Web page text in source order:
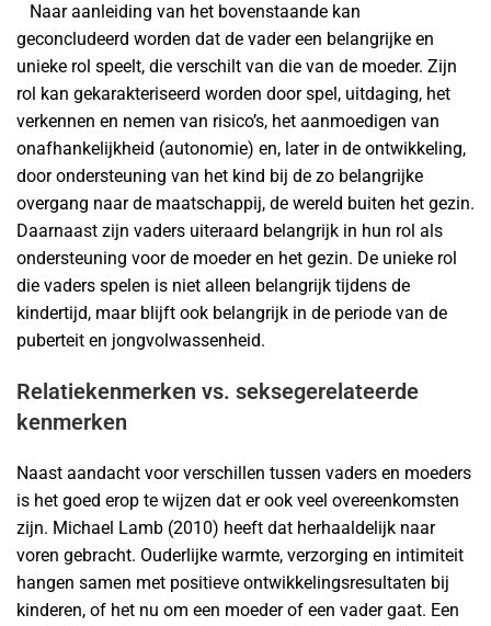
Naar aanleiding van het bovenstaande kan
geconcludeerd worden dat de vader een belangrijke en
unieke rol speelt, die verschilt van die van de moeder. Zijn
rol kan gekarakteriseerd worden door spel, uitdaging, het
verkennen en nemen van risico’s, het aanmoedigen van
onafhankelijkheid (autonomie) en, later in de ontwikkeling,
door ondersteuning van het kind bij de zo belangrijke
overgang naar de maatschappij, de wereld buiten het gezin.
Daarnaast zijn vaders uiteraard belangrijk in hun rol als
ondersteuning voor de moeder en het gezin. De unieke rol
die vaders spelen is niet alleen belangrijk tijdens de
kindertijd, maar blijft ook belangrijk in de periode van de
puberteit en jongvolwassenheid.
Relatiekenmerken vs. seksegerelateerde
kenmerken
Naast aandacht voor verschillen tussen vaders en moeders
is het goed erop te wijzen dat er ook veel overeenkomsten
zijn. Michael Lamb (2010) heeft dat herhaaldelijk naar
voren gebracht. Ouderlijke warmte, verzorging en intimiteit
hangen samen met positieve ontwikkelingsresultaten bij
kinderen, of het nu om een moeder of een vader gaat. Een